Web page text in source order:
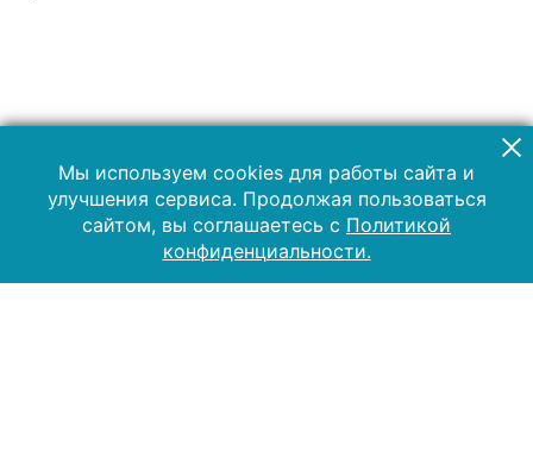
Мы используем cookies для работы сайта и
улучшения сервиса. Продолжая пользоваться
сайтом, вы соглашаетесь с Политикой
конфиденциальности.